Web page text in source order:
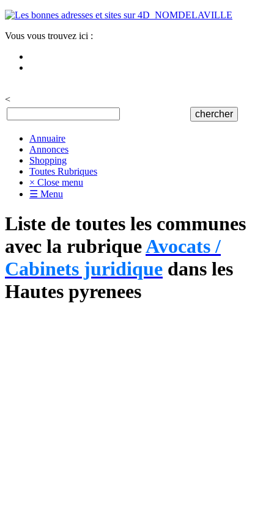
Vous vous trouvez ici :
<
Annuaire
Annonces
Shopping
Toutes Rubriques
× Close menu
☰ Menu
Liste de toutes les communes
avec la rubriqueAvocats /
Cabinets juridique dans les
Hautes pyrenees